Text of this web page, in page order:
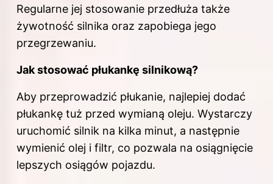
Regularne jej stosowanie przedłuża także
żywotność silnika oraz zapobiega jego
przegrzewaniu.
Jak stosować płukankę silnikową?
Aby przeprowadzić płukanie, najlepiej dodać
płukankę tuż przed wymianą oleju. Wystarczy
uruchomić silnik na kilka minut, a następnie
wymienić olej i filtr, co pozwala na osiągnięcie
lepszych osiągów pojazdu.